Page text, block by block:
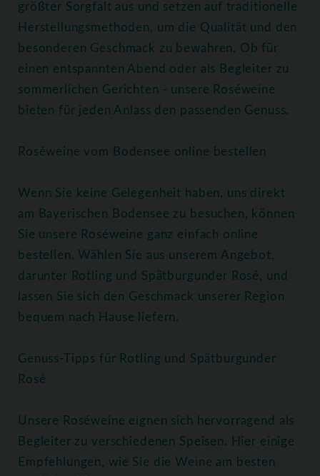
größter Sorgfalt aus und setzen auf traditionelle
Herstellungsmethoden, um die Qualität und den
besonderen Geschmack zu bewahren. Ob für
einen entspannten Abend oder als Begleiter zu
sommerlichen Gerichten - unsere Roséweine
bieten für jeden Anlass den passenden Genuss.
Roséweine vom Bodensee online bestellen
Wenn Sie keine Gelegenheit haben, uns direkt
am Bayerischen Bodensee zu besuchen, können
Sie unsere Roséweine ganz einfach online
bestellen. Wählen Sie aus unserem Angebot,
darunter Rotling und Spätburgunder Rosé, und
lassen Sie sich den Geschmack unserer Region
bequem nach Hause liefern.
Genuss-Tipps für Rotling und Spätburgunder
Rosé
Unsere Roséweine eignen sich hervorragend als
Begleiter zu verschiedenen Speisen. Hier einige
Empfehlungen, wie Sie die Weine am besten